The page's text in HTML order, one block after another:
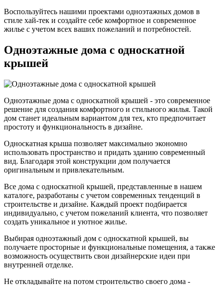
Воспользуйтесь нашими проектами одноэтажных домов в
стиле хай-тек и создайте себе комфортное и современное
жилье с учетом всех ваших пожеланий и потребностей.
Одноэтажные дома с односкатной
крышей
Одноэтажные дома с односкатной крышей - это современное
решение для создания комфортного и стильного жилья. Такой
дом станет идеальным вариантом для тех, кто предпочитает
простоту и функциональность в дизайне.
Односкатная крыша позволяет максимально экономно
использовать пространство и придать зданию современный
вид. Благодаря этой конструкции дом получается
оригинальным и привлекательным.
Все дома с односкатной крышей, представленные в нашем
каталоге, разработаны с учетом современных тенденций в
строительстве и дизайне. Каждый проект подбирается
индивидуально, с учетом пожеланий клиента, что позволяет
создать уникальное и уютное жилье.
Выбирая одноэтажный дом с односкатной крышей, вы
получаете просторные и функциональные помещения, а также
возможность осуществить свои дизайнерские идеи при
внутренней отделке.
Не откладывайте на потом строительство своего дома -